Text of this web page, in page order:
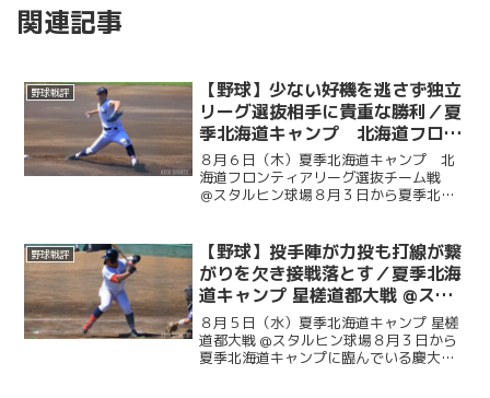
関連記事
野球戦評
【野球】少ない好機を逃さず独立
リーグ選抜相手に貴重な勝利／夏
季北海道キャンプ 北海道フロン
ティアリーグ選抜チーム戦 ＠ス
タルヒン球場
８月６日（木）夏季北海道キャンプ 北
海道フロンティアリーグ選抜チーム戦
＠スタルヒン球場８月３日から夏季北海
ティアリーグの選抜チームと試合を行っ
た。初回に今津慶介（総４...
野球戦評
【野球】投手陣が力投も打線が繋
がりを欠き接戦落とす／夏季北海
道キャンプ 星槎道都大戦 @スタ
ルヒン球場
８月５日（水）夏季北海道キャンプ 星槎
道都大戦 @スタルヒン球場８月３日から
夏季北海道キャンプに臨んでいる慶大。